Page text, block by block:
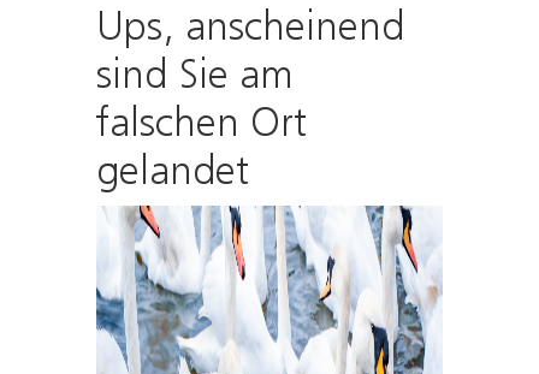
Ups, anscheinend
sind Sie am
falschen Ort
gelandet